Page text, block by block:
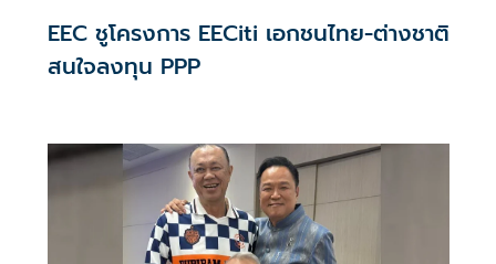
EEC ชูโครงการ EECiti เอกชนไทย-ต่างชาติ
สนใจลงทุน PPP